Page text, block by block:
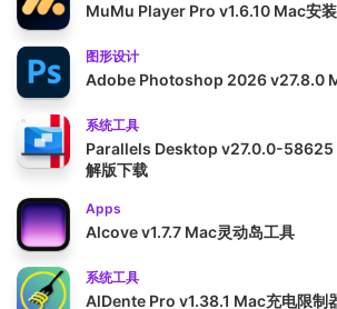
MuMu Player Pro v1.6.10 Mac安
图形设计
Adobe Photoshop 2026 v27.8.0
系统工具
Parallels Desktop v27.0.0-58625
解版下载
Apps
Alcove v1.7.7 Mac灵动岛工具
系统工具
AlDente Pro v1.38.1 Mac充电限制